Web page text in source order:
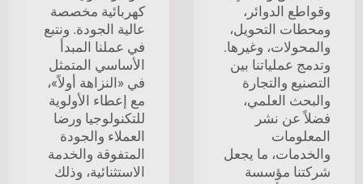
وقواطع الدوائر،
ومحطات التحويل،
والمحولات، وغيرها.
وتدمج عملياتنا بين
التصنيع والتجارة
والبحث العلمي،
فضلاً عن نشر
المعلومات
والخدمات، ما يجعل
شركتنا مؤسسة
كهربائية مخصصة
عالية الجودة. ونتبع
في عملنا المبدأ
الأساسي المتمثل
في «النزاهة أولاً»،
مع إعطاء الأولوية
للتكنولوجيا ورضا
العملاء والجودة
المتفوقة والخدمة
الاستثنائية، وذلك